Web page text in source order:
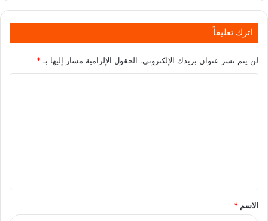
اترك تعليقاً
لن يتم نشر عنوان بريدك الإلكتروني. الحقول الإلزامية مشار إليها بـ*
الاسم *